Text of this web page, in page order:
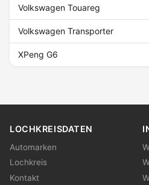
Volkswagen Touareg
Volkswagen Transporter
XPeng G6
LOCHKREISDATEN
Automarken
Lochkreis
Kontakt